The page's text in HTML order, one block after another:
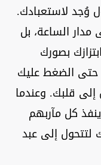
وُجد لاستعبادك.
الساعة، بل
بصورك
حتى الضغط عليك
إلى قلبك. وعندما
كل مآربهم
لتتحول إلى عبد